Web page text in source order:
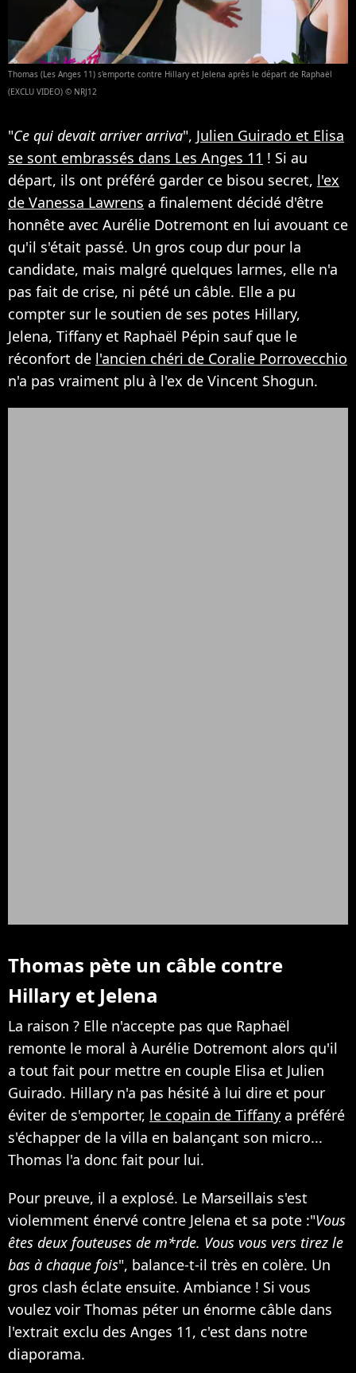
Thomas (Les Anges 11) s'emporte contre Hillary et Jelena après le départ de Raphaël
(EXCLU VIDEO) © NRJ12
"Ce qui devait arriver arriva", Julien Guirado et Elisa
se sont embrassés dans Les Anges 11 ! Si au
départ, ils ont préféré garder ce bisou secret, l'ex
de Vanessa Lawrens a finalement décidé d'être
honnête avec Aurélie Dotremont en lui avouant ce
qu'il s'était passé. Un gros coup dur pour la
candidate, mais malgré quelques larmes, elle n'a
pas fait de crise, ni pété un câble. Elle a pu
compter sur le soutien de ses potes Hillary,
Jelena, Tiffany et Raphaël Pépin sauf que le
réconfort de l'ancien chéri de Coralie Porrovecchio
n'a pas vraiment plu à l'ex de Vincent Shogun.
Thomas pète un câble contre
Hillary et Jelena
La raison ? Elle n'accepte pas que Raphaël
remonte le moral à Aurélie Dotremont alors qu'il
a tout fait pour mettre en couple Elisa et Julien
Guirado. Hillary n'a pas hésité à lui dire et pour
éviter de s'emporter, le copain de Tiffany a préféré
s'échapper de la villa en balançant son micro...
Thomas l'a donc fait pour lui.
Pour preuve, il a explosé. Le Marseillais s'est
violemment énervé contre Jelena et sa pote :"Vous
êtes deux fouteuses de m*rde. Vous vous vers tirez le
bas à chaque fois", balance-t-il très en colère. Un
gros clash éclate ensuite. Ambiance ! Si vous
voulez voir Thomas péter un énorme câble dans
l'extrait exclu des Anges 11, c'est dans notre
diaporama.